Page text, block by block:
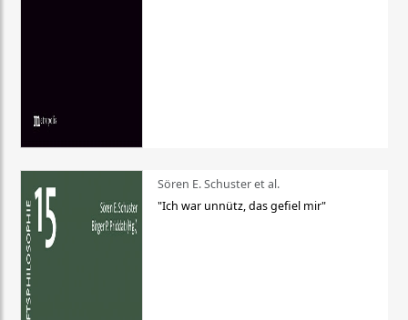
Sören E. Schuster et al.
"Ich war unnütz, das gefiel mir"